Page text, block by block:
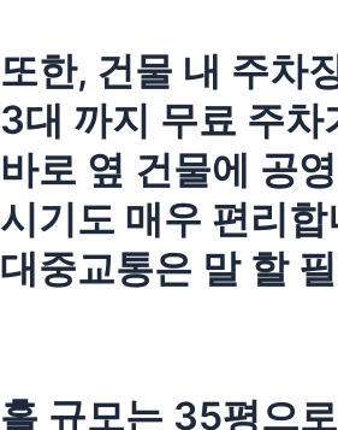
또한, 건물 내 주차
3대 까지 무료 주차
바로 옆 건물에 공
시기도 매우 편리합
대중교통은 말 할
홀 규모는 35평으